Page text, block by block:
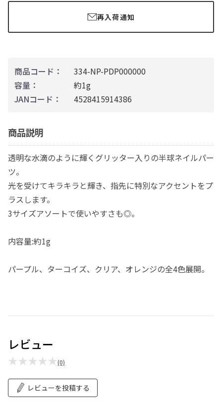
商品コード：
334-NP-PDP000000
容量：
約1g
JANコード：
4528415914386
商品説明
透明な水滴のように輝くグリッター入りの半球ネイルパー
ツ。
光を受けてキラキラと輝き、指先に特別なアクセントをプ
ラスします。
3サイズアソートで使いやすさも◎。
内容量:約1g
パープル、ターコイズ、クリア、オレンジの全4色展開。
再入荷通知
レビュー
★★★★★(0)
レビューを投稿する